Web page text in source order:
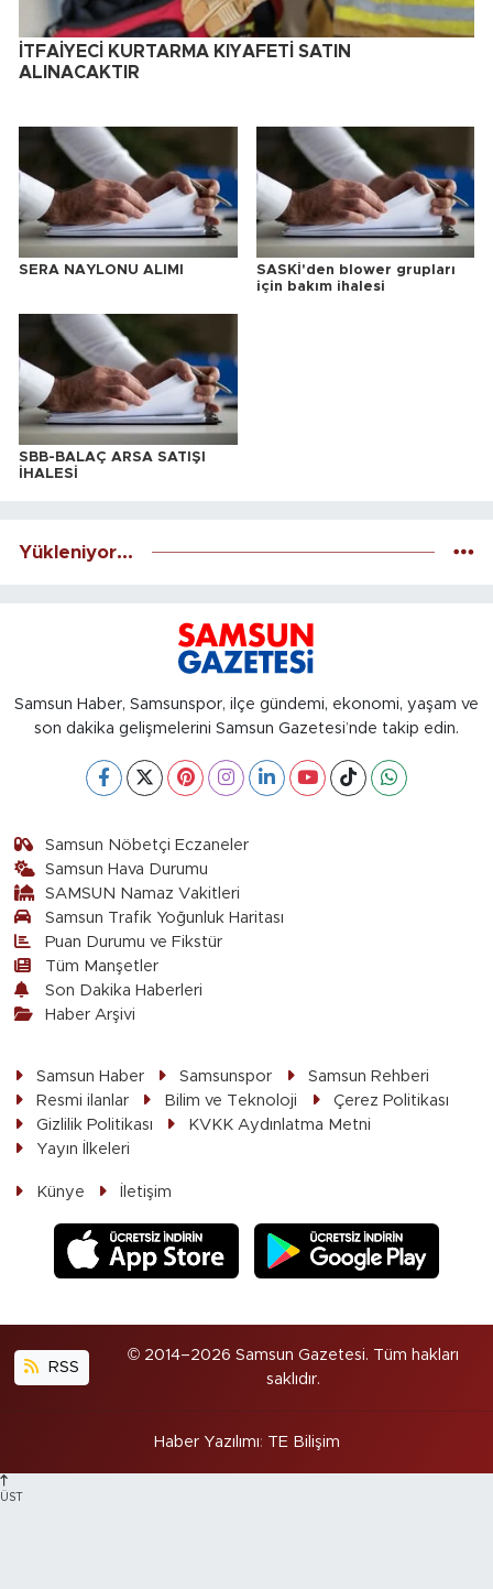
İTFAİYECİ KURTARMA KIYAFETİ SATIN
ALINACAKTIR
SERA NAYLONU ALIMI
SASKİ'den blower grupları
için bakım ihalesi
SBB-BALAÇ ARSA SATIŞI
İHALESİ
Yükleniyor...
Samsun Haber, Samsunspor, ilçe gündemi, ekonomi, yaşam ve
son dakika gelişmelerini Samsun Gazetesi’nde takip edin.
Samsun Nöbetçi Eczaneler
Samsun Hava Durumu
SAMSUN Namaz Vakitleri
Samsun Trafik Yoğunluk Haritası
Puan Durumu ve Fikstür
Tüm Manşetler
Son Dakika Haberleri
Haber Arşivi
Samsun Haber Samsunspor
Samsun Rehberi
Resmi ilanlar
Bilim ve Teknoloji
Çerez Politikası
Gizlilik Politikası
KVKK Aydınlatma Metni
Yayın İlkeleri
Künye İletişim
RSS
© 2014–2026 Samsun Gazetesi. Tüm hakları
saklıdır.
Haber Yazılımı: TE Bilişim
ÜST